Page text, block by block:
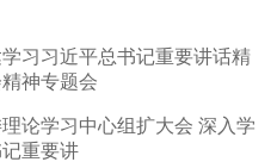
习习近平总书记重要讲话精
神专题会
论学习中心组扩大会 深入学
重要讲